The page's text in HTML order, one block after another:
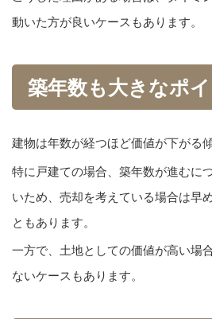
動いた方が良いケースもあります。
築年数も大きなポイ
建物は年数が経つほど価値が下がる
特に戸建ての場合、築年数が進むに
いため、売却を考えている場合は早
ともあります。
一方で、土地としての価値が高い場
ないケースもあります。